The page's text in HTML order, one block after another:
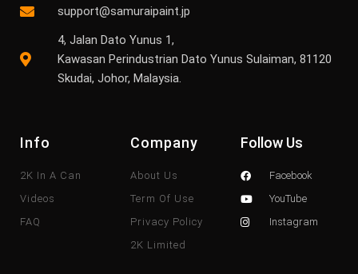
support@samuraipaint.jp
4, Jalan Dato Yunus 1,
Kawasan Perindustrian Dato Yunus Sulaiman, 81120
Skudai, Johor, Malaysia.
Info
2K In A Can
Videos
FAQ
Company
About Us
Term Of Use
Privacy Policy
2K Limited
Follow Us
Facebook
YouTube
Instagram